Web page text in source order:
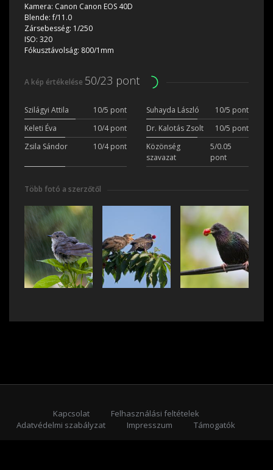
Kamera: Canon Canon EOS 40D
Blende:f/11.0
Zársebesség: 1/250
ISO: 320
Fókusztávolság: 800/1mm
A kép értékelése 50/23 pont
Szilágyi Attila 10/5 pont Suhayda László
10/5 pont
Keleti Éva
10/4 pont Dr. Kalotás Zsolt
10/5 pont
Zsila Sándor
10/4 pont
Közönség
szavazat
5/0.05
pont
Több fotó a szerzőtől
Kapcsolat
Felhasználási feltételek
Adatvédelmi szabályzat
Impresszum
Támogatók